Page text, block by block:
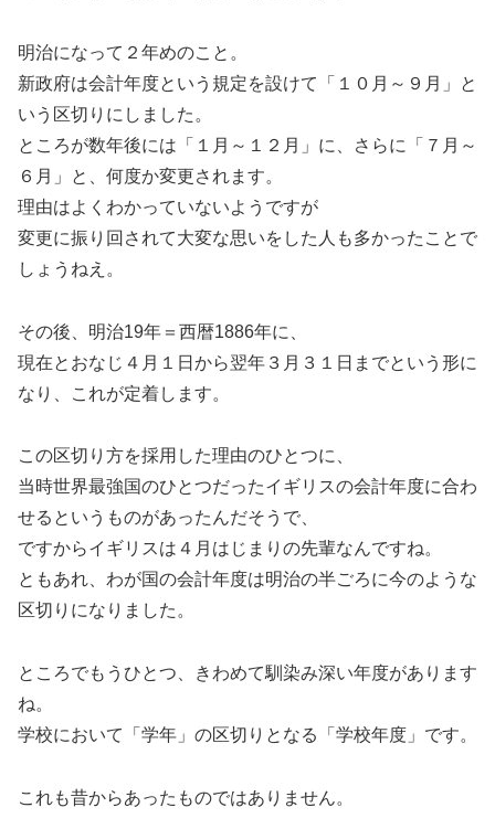
明治になって２年めのこと。
新政府は会計年度という規定を設けて「１０月～９月」と
いう区切りにしました。
ところが数年後には「１月～１２月」に、さらに「７月～
６月」と、何度か変更されます。
理由はよくわかっていないようですが
変更に振り回されて大変な思いをした人も多かったことで
しょうねえ。
その後、明治19年＝西暦1886年に、
現在とおなじ４月１日から翌年３月３１日までという形に
なり、これが定着します。
この区切り方を採用した理由のひとつに、
当時世界最強国のひとつだったイギリスの会計年度に合わ
せるというものがあったんだそうで、
ですからイギリスは４月はじまりの先輩なんですね。
ともあれ、わが国の会計年度は明治の半ごろに今のような
区切りになりました。
ところでもうひとつ、きわめて馴染み深い年度があります
ね。
学校において「学年」の区切りとなる「学校年度」です。
これも昔からあったものではありません。